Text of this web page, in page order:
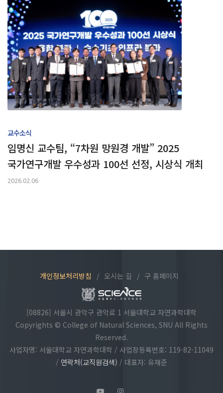
교수소식
임명신 교수팀, “7차원 망원경 개발” 2025
국가연구개발 우수성과 100선 선정, 시상식 개최
2026.02.06
개인정보처리방침 / 오시는 길 / 구 홈페이지
[08826] 서울시 관악구 관악로 1 서울대학교 자연과학대학
Copyrights © College of Natural Sciences, SNU All Rights
Reserved.
사업자명: 서울대학교 자연과학대학 / 사업장등록번호: 119-82-11049
/ 연락처(교직원검색) / 대표자: 유재준